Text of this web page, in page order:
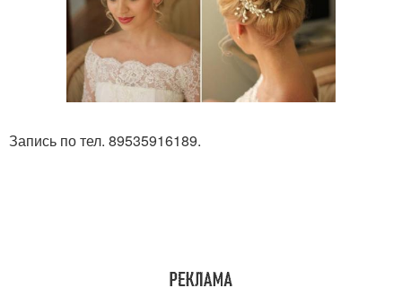
Запись по тел. 89535916189.